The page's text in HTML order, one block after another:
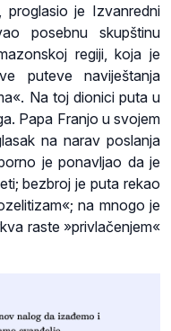
proglasio je Izvanredni
posebnu skupštinu
regiji, koja je
puteve naviještanja
Na toj dionici puta u
Papa Franjo u svojem
na narav poslanja
je ponavljao da je
bezbroj je puta rekao
na mnogo je
raste »privlačenjem«